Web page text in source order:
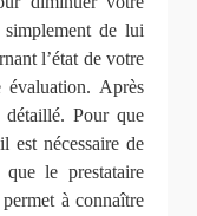
de lui
l’état de votre
Après
Pour que
est nécessaire de
le prestataire
à connaître